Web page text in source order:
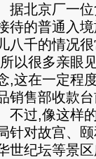
北京厂一位
待的普通入
八千的情况
以很多亲眼
,这在一定程
销售部收款
过,像这样的
针对故宫、
世纪坛等景